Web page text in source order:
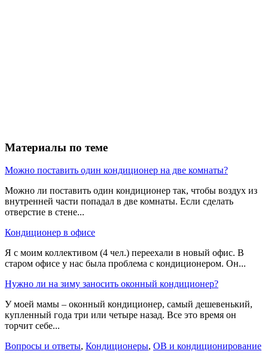
Материалы по теме
Можно поставить один кондиционер на две комнаты?
Можно ли поставить один кондиционер так, чтобы воздух из
внутренней части попадал в две комнаты. Если сделать
отверстие в стене...
Кондиционер в офисе
Я с моим коллективом (4 чел.) переехали в новый офис. В
старом офисе у нас была проблема с кондиционером. Он...
Нужно ли на зиму заносить оконный кондиционер?
У моей мамы – оконный кондиционер, самый дешевенький,
купленный года три или четыре назад. Все это время он
торчит себе...
Вопросы и ответы, Кондиционеры, ОВ и кондиционирование